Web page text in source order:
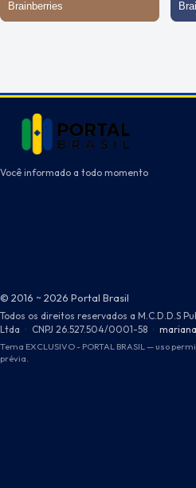
Você informado a todo momento
© 2016 ~ 2026 Portal Brasil
Todos os direitos reservados a M.C.D.D.S
Ltda · CNPJ 26.527.504/0001-58 ·
Tema EXCLUSIVO - PORTAL BRASIL — uso
prévia.